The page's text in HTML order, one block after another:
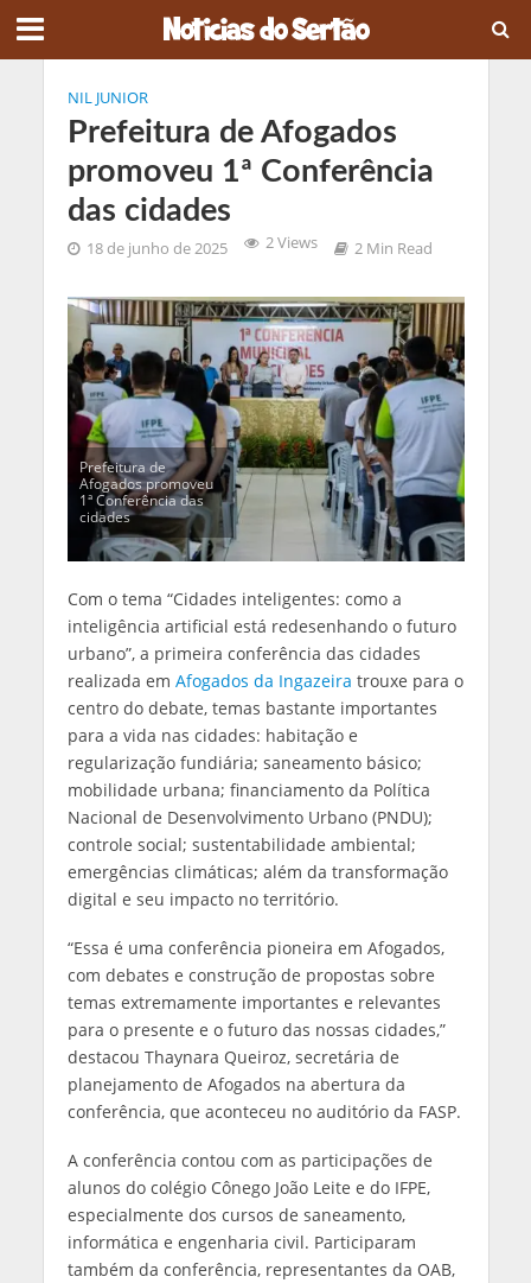
NIL JUNIOR
Prefeitura de Afogados
promoveu 1ª Conferência
das cidades
18 de junho de 2025 2 Views 2 Min Read
Prefeitura de
Afogados promoveu
1ª Conferência das
cidades
Com o tema “Cidades inteligentes: como a
inteligência artificial está redesenhando o futuro
urbano”, a primeira conferência das cidades
realizada em Afogados da Ingazeira trouxe para o
centro do debate, temas bastante importantes
para a vida nas cidades: habitação e
regularização fundiária; saneamento básico;
mobilidade urbana; financiamento da Política
Nacional de Desenvolvimento Urbano (PNDU);
controle social; sustentabilidade ambiental;
emergências climáticas; além da transformação
digital e seu impacto no território.
“Essa é uma conferência pioneira em Afogados,
com debates e construção de propostas sobre
temas extremamente importantes e relevantes
para o presente e o futuro das nossas cidades,”
destacou Thaynara Queiroz, secretária de
planejamento de Afogados na abertura da
conferência, que aconteceu no auditório da FASP.
A conferência contou com as participações de
alunos do colégio Cônego João Leite e do IFPE,
especialmente dos cursos de saneamento,
informática e engenharia civil. Participaram
também da conferência, representantes da OAB,